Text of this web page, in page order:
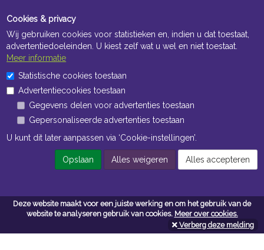
Deze website maakt voor een juiste werking en om het gebruik van de
website te analyseren gebruik van cookies. Meer over cookies.
Verberg deze melding
Openingstijden Kantoor
ma t/m vr 8:30 uur tot 17:00 uur
Openingstijden Magazijn
ma t/m vr 7:00 uur tot 16:30 uur
Algemene voorwaarden
Cookies & privacy
Wij gebruiken cookies voor statistieken en, indien u dat toestaat,
advertentiedoeleinden. U kiest zelf wat u wel en niet toestaat.
Meer informatie
Statistische cookies toestaan
Advertentiecookies toestaan
Gegevens delen voor advertenties toestaan
Gepersonaliseerde advertenties toestaan
U kunt dit later aanpassen via ‘Cookie-instellingen’.
Opslaan Alles weigeren Alles accepteren